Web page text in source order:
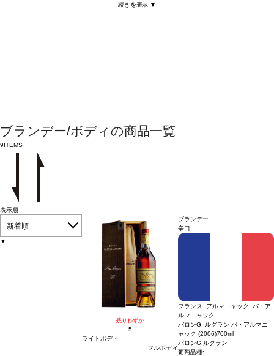
続きを表示 ▼
ブランデー/ボディの商品一覧
9ITEMS
表示順
新着順
▼
残りわずか
5
ライトボディ
フルボディ
ブランデー
辛口
フランス アルマニャック バ・ア
ルマニャック
バロンG. ルグラン バ・アルマニ
ャック (2006)700ml
バロンG.ルグラン
葡萄品種: